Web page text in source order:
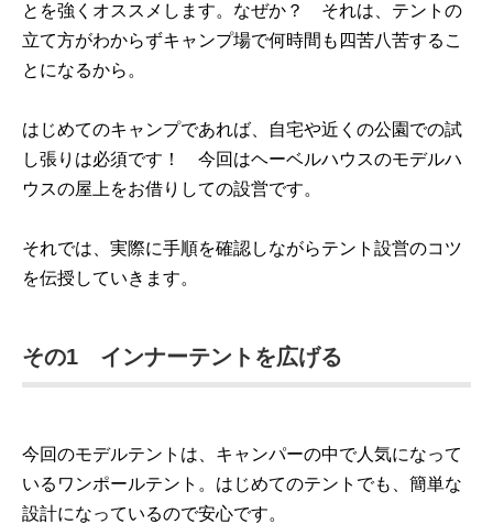
とを強くオススメします。なぜか？ それは、テントの
立て方がわからずキャンプ場で何時間も四苦八苦するこ
とになるから。
はじめてのキャンプであれば、自宅や近くの公園での試
し張りは必須です！ 今回はヘーベルハウスのモデルハ
ウスの屋上をお借りしての設営です。
それでは、実際に手順を確認しながらテント設営のコツ
を伝授していきます。
その1 インナーテントを広げる
今回のモデルテントは、キャンパーの中で人気になって
いるワンポールテント。はじめてのテントでも、簡単な
設計になっているので安心です。